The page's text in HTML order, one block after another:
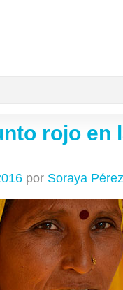
rojo en
por Soraya Pérez